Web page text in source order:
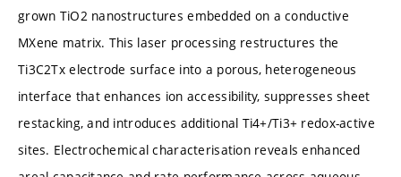
grown TiO2 nanostructures embedded on a conductive
MXene matrix. This laser processing restructures the
Ti3C2Tx electrode surface into a porous, heterogeneous
interface that enhances ion accessibility, suppresses sheet
restacking, and introduces additional Ti4+/Ti3+ redox-active
sites. Electrochemical characterisation reveals enhanced